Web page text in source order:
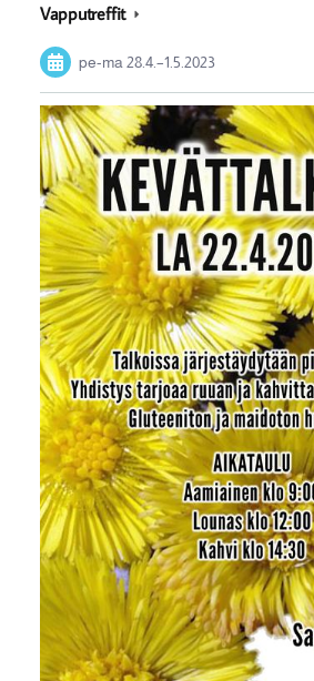
Vapputreffit
pe-ma 28.4.–1.5.2023